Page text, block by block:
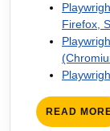
Firefox,
READ